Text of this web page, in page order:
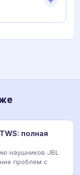
полная
наушников JBL
проблем с